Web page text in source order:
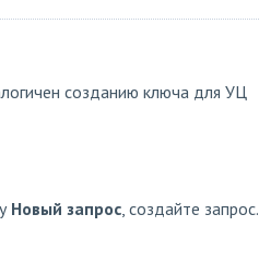
созданию ключа для УЦ
Новый запрос, создайте запрос.